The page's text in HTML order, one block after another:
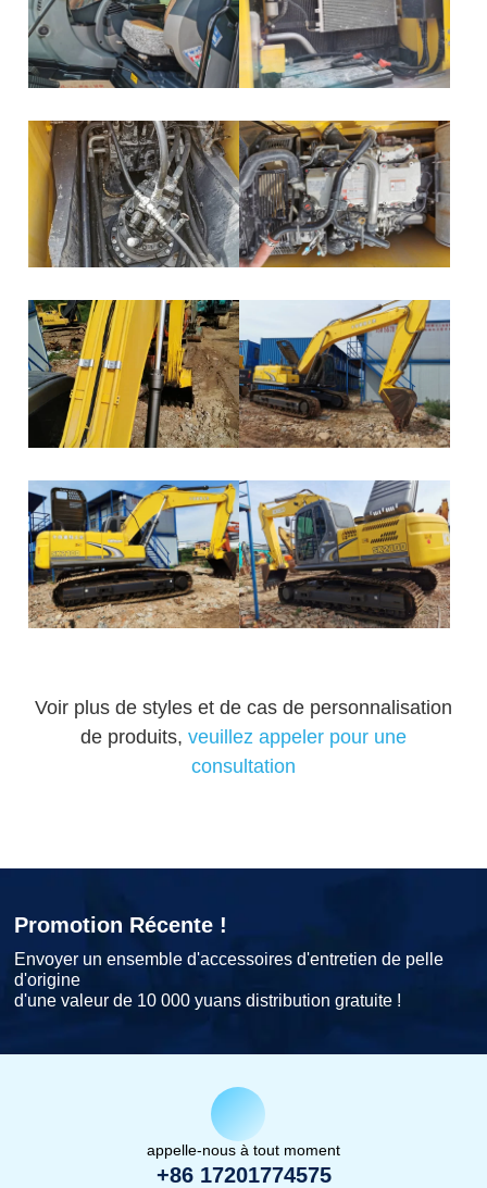
Voir plus de styles et de cas de personnalisation
de produits, veuillez appeler pour une
consultation
Promotion Récente !
Envoyer un ensemble d'accessoires d'entretien de pelle
d'origine
d'une valeur de 10 000 yuans distribution gratuite !
appelle-nous à tout moment
+86 17201774575